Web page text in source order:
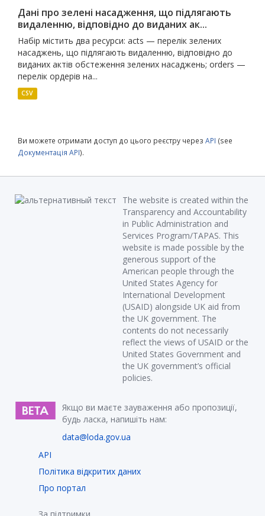
Дані про зелені насадження, що підлягають
видаленню, відповідно до виданих ак...
Набір містить два ресурси: acts — перелік зелених
насаджень, що підлягають видаленню, відповідно до
виданих актів обстеження зелених насаджень; orders —
перелік ордерів на...
CSV
Ви можете отримати доступ до цього реєстру через API (see
Документація API).
The website is created within the
Transparency and Accountability
in Public Administration and
Services Program/TAPAS. This
website is made possible by the
generous support of the
American people through the
United States Agency for
International Development
(USAID) alongside UK aid from
the UK government. The
contents do not necessarily
reflect the views of USAID or the
United States Government and
the UK government’s official
policies.
Якщо ви маєте зауваження або пропозиції,
будь ласка, напишіть нам:
data@loda.gov.ua
API
Політика відкритих даних
Про портал
За підтримки